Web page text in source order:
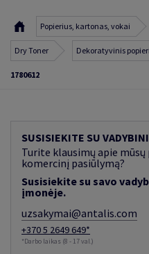
Popierius, kartonas, vokai
Dry Toner Dekoratyvinis
1780612
SUSISIEKITE SU
Turite klausimų apie
komercinį pasiūlymą?
Susisiekite su savo
įmonėje.
uzsakymai@antalis.com
+370 5 2649 649*
*Darbo laikas (8 - 17 val.)